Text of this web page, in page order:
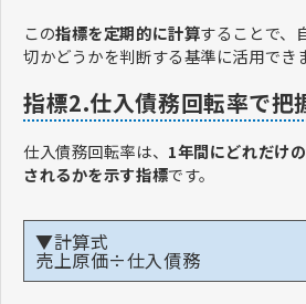
この指標を定期的に計算することで、
切かどうかを判断する基準に活用でき
指標2.仕入債務回転率で把
仕入債務回転率は、 1年間にどれだけ
されるかを示す指標です。
▼計算式
売上原価÷仕入債務